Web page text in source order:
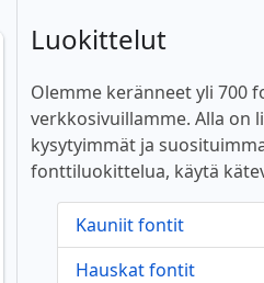
Luokittelut
Olemme keränneet yli 700
verkkosivuillamme. Alla on
kysytyimmät ja
fonttiluokittelua, käytä
Kauniit fontit
Hauskat fontit